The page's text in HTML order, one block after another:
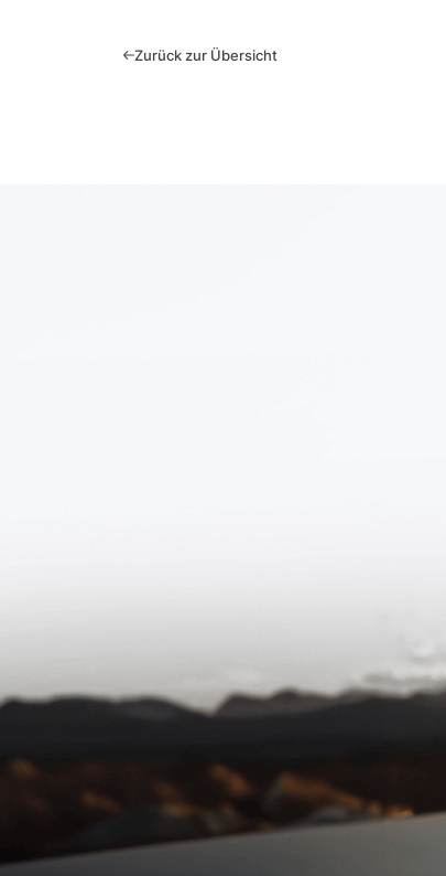
Zurück zur Übersicht